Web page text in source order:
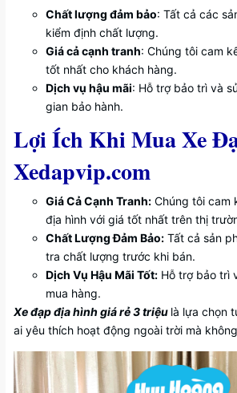
Chất lượng đảm bảo: Tất cả các
kiểm định chất lượng.
Giá cả cạnh tranh: Chúng tôi cam
tốt nhất cho khách hàng.
Dịch vụ hậu mãi: Hỗ trợ bảo trì và
gian bảo hành.
Lợi Ích Khi Mua Xe
Xedapvip.com
Giá Cả Cạnh Tranh: Chúng tôi cam
địa hình với giá tốt nhất trên thị
Chất Lượng Đảm Bảo: Tất cả sản
tra chất lượng trước khi bán.
Dịch Vụ Hậu Mãi Tốt: Hỗ trợ bảo trì
mua hàng.
Xe đạp địa hình giá rẻ 3 triệu là lựa chọn
ai yêu thích hoạt động ngoài trời mà